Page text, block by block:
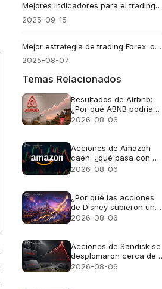
Mejores indicadores para el trading intradía
2025-09-15
Mejor estrategia de trading Forex: opera con lo que funciona
2025-08-07
Temas Relacionados
Resultados de Airbnb:
¿Por qué ABNB podría
seguir cayendo incluso
2026-08-06
Acciones de Amazon
caen: ¿qué pasa con el
gigante en bolsa?
2026-08-06
¿Por qué las acciones
de Disney subieron un
3,7% a pesar de no
2026-08-06
Acciones de Sandisk se
desplomaron cerca de
13% a pesar de los
2026-08-06